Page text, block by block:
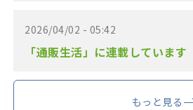
2026/04/02 - 05:42
「通販生活」に連載しています
もっと見る